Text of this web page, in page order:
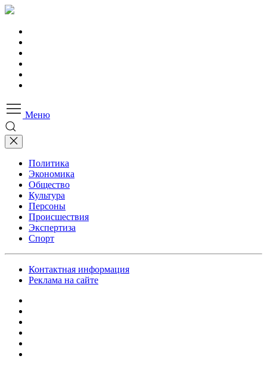
Меню
Политика
Экономика
Общество
Культура
Персоны
Происшествия
Экспертиза
Спорт
Контактная информация
Реклама на сайте